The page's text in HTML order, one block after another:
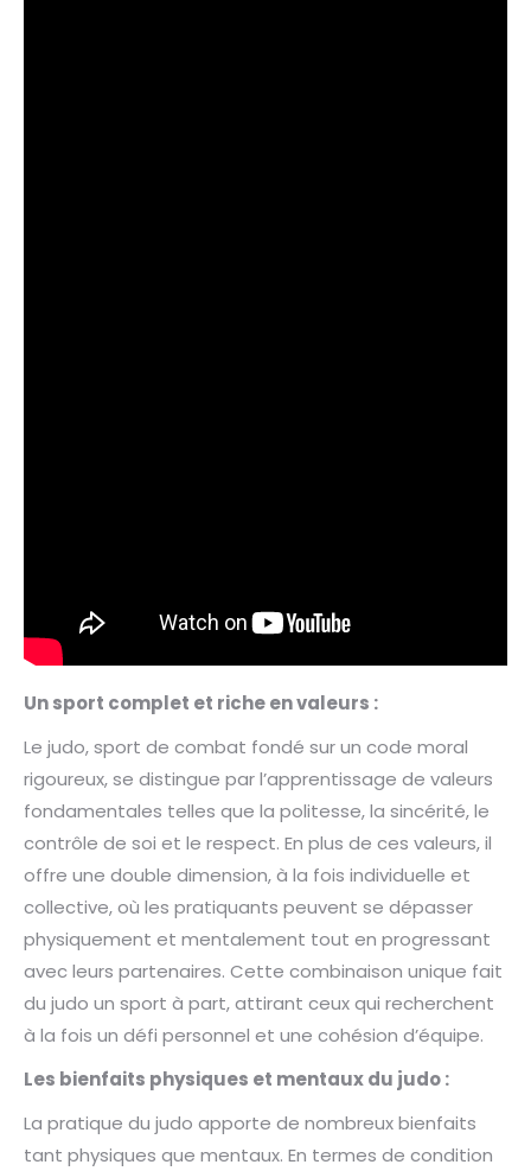
Un sport complet et riche en valeurs :
Le judo, sport de combat fondé sur un code moral
rigoureux, se distingue par l’apprentissage de valeurs
fondamentales telles que la politesse, la sincérité, le
contrôle de soi et le respect. En plus de ces valeurs, il
offre une double dimension, à la fois individuelle et
collective, où les pratiquants peuvent se dépasser
physiquement et mentalement tout en progressant
avec leurs partenaires. Cette combinaison unique fait
du judo un sport à part, attirant ceux qui recherchent
à la fois un défi personnel et une cohésion d’équipe.
Les bienfaits physiques et mentaux du judo :
La pratique du judo apporte de nombreux bienfaits
tant physiques que mentaux. En termes de condition